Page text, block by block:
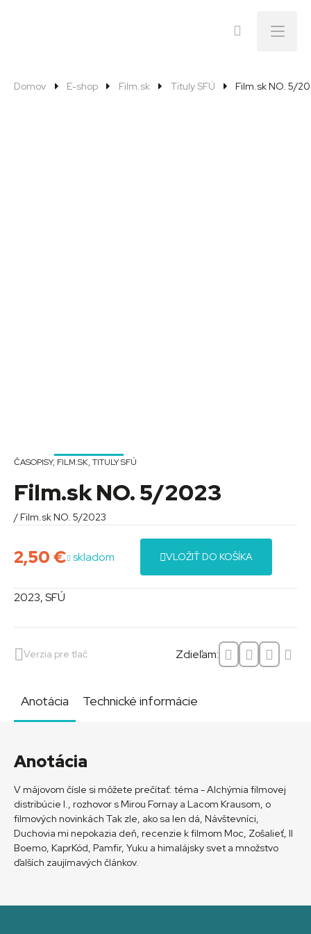
Menu
Domov E-shop Film.sk Tituly SFÚ Film.sk NO. 5/
ČASOPISY, FILM.SK, TITULY SFÚ
Film.sk NO. 5/2023
/ Film.sk NO. 5/2023
2,50€ skladom VLOŽIŤ DO KOŠÍKA
2023, SFÚ
Verzia pre tlač Zdieľam:
Anotácia Technické informácie
Anotácia
V májovom čísle si môžete prečítať: téma - Alchýmia filmovej
distribúcie I., rozhovor s Mirou Fornay a Lacom Krausom, o
filmových novinkách Tak zle, ako sa len dá, Návštevníci,
Duchovia mi nepokazia deň, recenzie k filmom Moc, Zošalieť, Il
Boemo, KaprKód, Pamfir, Yuku a himalájsky svet a množstvo
ďalších zaujímavých článkov.